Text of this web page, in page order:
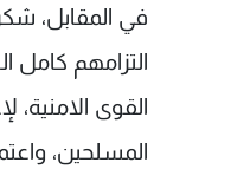
في المقابل،
التزامهم كامل
القوى
المسلحين،